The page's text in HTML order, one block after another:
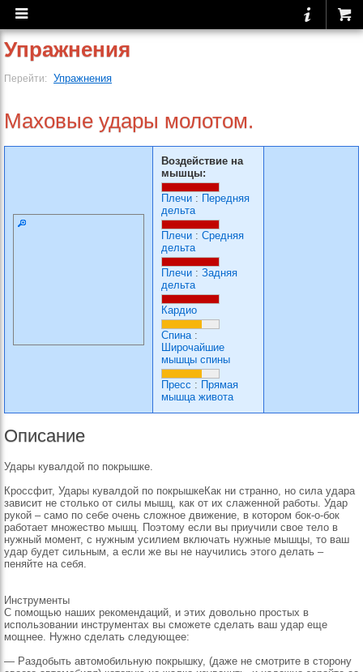
Упражнения
Перейти: Упражнения
Маховые удары молотом.
Воздействие на
мышцы:
Плечи : Передняя
дельта
Плечи : Средняя
дельта
Плечи : Задняя
дельта
Кардио
Спина:
Широчайшие
мышцы спины
Пресс : Прямая
мышца живота
Описание
Удары кувалдой по покрышке.
Кроссфит, Удары кувалдой по покрышкеКак ни странно, но сила удара
зависит не столько от силы мышц, как от их слаженной работы. Удар
рукой – само по себе очень сложное движение, в котором бок-о-бок
работает множество мышц. Поэтому если вы приучили свое тело в
нужный момент, с нужным усилием включать нужные мышцы, то ваш
удар будет сильным, а если же вы не научились этого делать –
пеняйте на себя.
Инструменты
С помощью наших рекомендаций, и этих довольно простых в
использовании инструментах вы сможете сделать ваш удар еще
мощнее. Нужно сделать следующее:
— Раздобыть автомобильную покрышку, (даже не смотрите в сторону